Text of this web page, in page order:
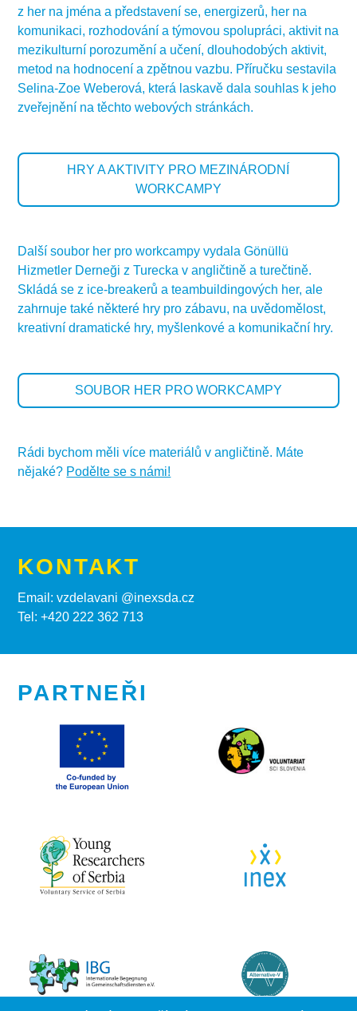
z her na jména a představení se, energizerů, her na
komunikaci, rozhodování a týmovou spolupráci, aktivit na
mezikulturní porozumění a učení, dlouhodobých aktivit,
metod na hodnocení a zpětnou vazbu. Příručku sestavila
Selina-Zoe Weberová, která laskavě dala souhlas k jeho
zveřejnění na těchto webových stránkách.
HRY A AKTIVITY PRO MEZINÁRODNÍ
WORKCAMPY
Další soubor her pro workcampy vydala Gönüllü
Hizmetler Derneği z Turecka v angličtině a turečtině.
Skládá se z ice-breakerů a teambuildingových her, ale
zahrnuje také některé hry pro zábavu, na uvědomělost,
kreativní dramatické hry, myšlenkové a komunikační hry.
SOUBOR HER PRO WORKCAMPY
Rádi bychom měli více materiálů v angličtině. Máte
nějaké? Podělte se s námi!
KONTAKT
Email: vzdelavani @inexsda.cz
Tel: +420 222 362 713
PARTNEŘI